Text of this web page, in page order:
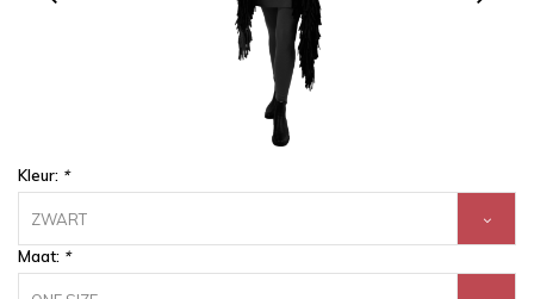
Kleur: *
ZWART
Maat: *